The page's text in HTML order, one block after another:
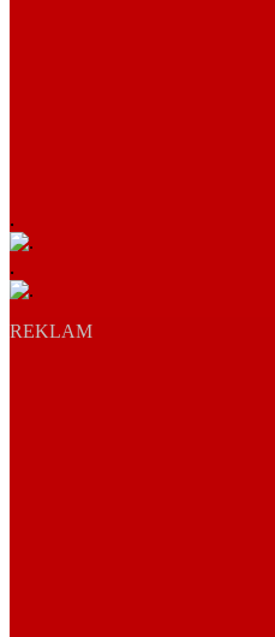
.
.
REKLAM